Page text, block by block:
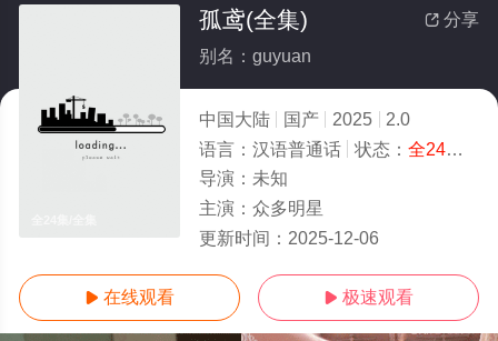
 分享
孤鸢(全集)
别名：guyuan
中国大陆 国产 2025
2.0
语言： 汉语普通话 状态： 全24集
导演： 未知
主演： 众多明星
更新时间： 2025-12-06
 在线观看  极速观看